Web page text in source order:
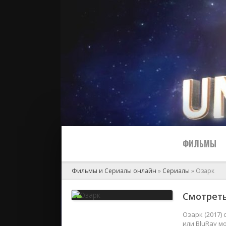
ФИЛЬМЫ
2024
Фильмы и Сериалы онлайн » Сериалы » Озарк
Озарк (2017)
или BluRay